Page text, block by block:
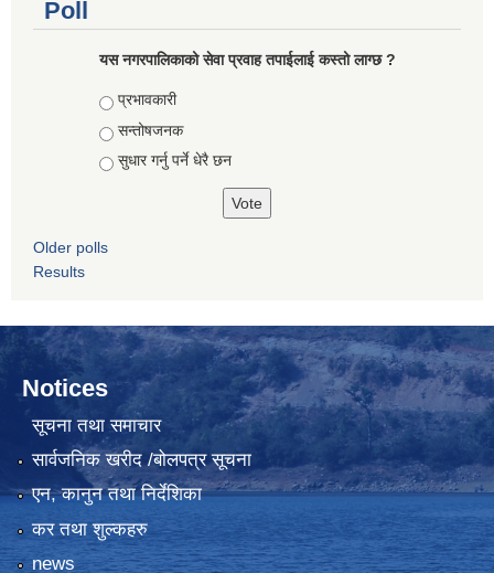
Poll
यस नगरपालिकाको सेवा प्रवाह तपाईलाई कस्तो लाग्छ ?
Choices
प्रभावकारी
सन्तोषजनक
सुधार गर्नु पर्ने धेरै छन
Older polls
Results
Notices
सूचना तथा समाचार
सार्वजनिक खरीद /बोलपत्र सूचना
एन, कानुन तथा निर्देशिका
कर तथा शुल्कहरु
news